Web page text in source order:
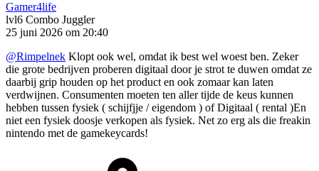
Gamer4life
lvl6 Combo Juggler
25 juni 2026 om 20:40
@Rimpelnek Klopt ook wel, omdat ik best wel woest ben. Zeker
die grote bedrijven proberen digitaal door je strot te duwen omdat ze
daarbij grip houden op het product en ook zomaar kan laten
verdwijnen. Consumenten moeten ten aller tijde de keus kunnen
hebben tussen fysiek ( schijfjje / eigendom ) of Digitaal ( rental )En
niet een fysiek doosje verkopen als fysiek. Net zo erg als die freakin
nintendo met de gamekeycards!